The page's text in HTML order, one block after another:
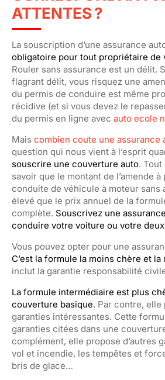
ATTENTES ?
La souscription d’une assurance
obligatoire pour tout propriétaire de
Rouler sans assurance est un délit.
flagrant délit, vous risquez une
du permis de conduire est même
récidive (et si vous devez le
du permis en ligne avec auto ecole
Mais combien coute une assurance
question qui nous vient à l’esprit
souscrire une couverture auto. Tout
savoir que le montant de l’amende à
conduite de véhicule à moteur sans
élevé que le prix annuel de la
complète. Souscrivez une
conduire votre voiture ou votre
Vous pouvez opter pour une
C’est la formule la moins chère et
inclut la garantie responsabilité
La formule intermédiaire est plus
couverture basique. Par contre, elle
garanties intéressantes. Cette
garanties citées dans une
complément, elle propose d’autres
vol et incendie, les tempêtes et
bris de glace…